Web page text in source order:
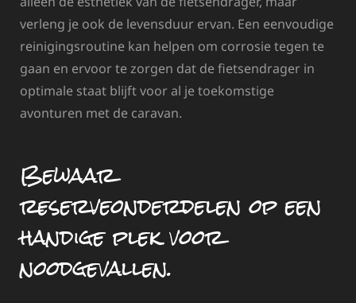
verleng je ook de levensduur ervan. Een eenvoudige
reinigingsroutine kan helpen om corrosie tegen te
gaan en ervoor te zorgen dat de fietsendrager in
optimale staat blijft voor al je toekomstige
avonturen met de caravan.
Bewaar
reserveonderdelen op een
handige plek voor
noodgevallen.